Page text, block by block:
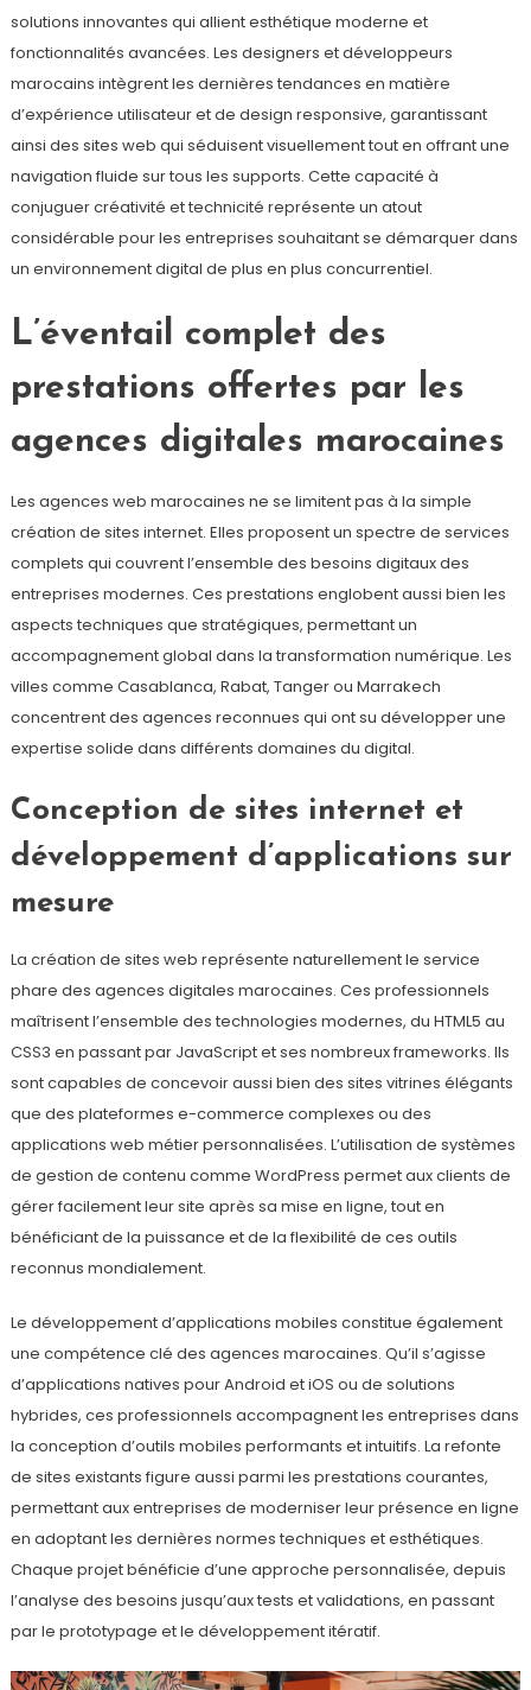
solutions innovantes qui allient esthétique moderne et
fonctionnalités avancées. Les designers et développeurs
marocains intègrent les dernières tendances en matière
d’expérience utilisateur et de design responsive, garantissant
ainsi des sites web qui séduisent visuellement tout en offrant une
navigation fluide sur tous les supports. Cette capacité à
conjuguer créativité et technicité représente un atout
considérable pour les entreprises souhaitant se démarquer dans
un environnement digital de plus en plus concurrentiel.
L’éventail complet des
prestations offertes par les
agences digitales marocaines
Les agences web marocaines ne se limitent pas à la simple
création de sites internet. Elles proposent un spectre de services
complets qui couvrent l’ensemble des besoins digitaux des
entreprises modernes. Ces prestations englobent aussi bien les
aspects techniques que stratégiques, permettant un
accompagnement global dans la transformation numérique. Les
villes comme Casablanca, Rabat, Tanger ou Marrakech
concentrent des agences reconnues qui ont su développer une
expertise solide dans différents domaines du digital.
Conception de sites internet et
développement d’applications sur
mesure
La création de sites web représente naturellement le service
phare des agences digitales marocaines. Ces professionnels
maîtrisent l’ensemble des technologies modernes, du HTML5 au
CSS3 en passant par JavaScript et ses nombreux frameworks. Ils
sont capables de concevoir aussi bien des sites vitrines élégants
que des plateformes e-commerce complexes ou des
applications web métier personnalisées. L’utilisation de systèmes
de gestion de contenu comme WordPress permet aux clients de
gérer facilement leur site après sa mise en ligne, tout en
bénéficiant de la puissance et de la flexibilité de ces outils
reconnus mondialement.
Le développement d’applications mobiles constitue également
une compétence clé des agences marocaines. Qu’il s’agisse
d’applications natives pour Android et iOS ou de solutions
hybrides, ces professionnels accompagnent les entreprises dans
la conception d’outils mobiles performants et intuitifs. La refonte
de sites existants figure aussi parmi les prestations courantes,
permettant aux entreprises de moderniser leur présence en ligne
en adoptant les dernières normes techniques et esthétiques.
Chaque projet bénéficie d’une approche personnalisée, depuis
l’analyse des besoins jusqu’aux tests et validations, en passant
par le prototypage et le développement itératif.